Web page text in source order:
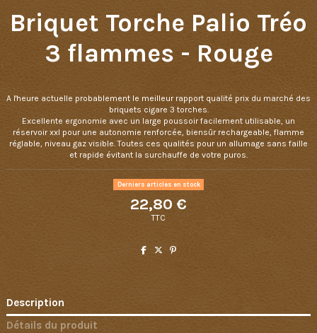
Briquet Torche Palio Tréo
3 flammes - Rouge
A l'heure actuelle probablement le meilleur rapport qualité prix du marché des
briquets cigare 3 torches.
Excellente ergonomie avec un large poussoir facilement utilisable, un
réservoir xxl pour une autonomie renforcée, biensûr rechargeable, flamme
réglable, niveau gaz visible. Toutes ces qualités pour un allumage sans faille
et rapide évitant la surchauffe de votre puros.
Derniers articles en stock
22,80 €
TTC
Description
Détails du produit